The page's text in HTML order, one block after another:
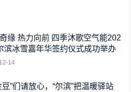
缘 热力向前 四季沐歌空气能202
滨冰雪嘉年华签约仪式成功举办
14
豆”们请放心，“尔滨”把温暖驿站